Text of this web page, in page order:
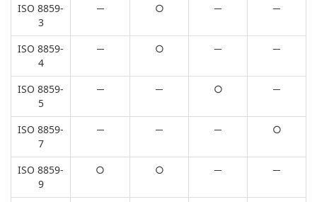
ISO 8859-
3
─ ○ ─ ─
ISO 8859-
4
─ ○ ─ ─
ISO 8859-
5
─ ─ ○ ─
ISO 8859-
7
─ ─ ─ ○
ISO 8859-
9
○ ○ ─ ─